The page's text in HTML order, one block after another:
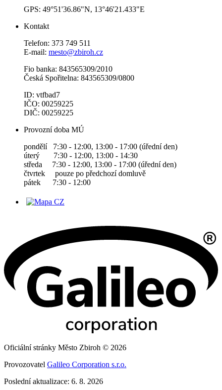
GPS: 49°51'36.86"N, 13°46'21.433"E
Kontakt
Telefon: 373 749 511
E-mail: mesto@zbiroh.cz
Fio banka: 843565309/2010
Česká Spořitelna: 843565309/0800
ID: vtfbad7
IČO: 00259225
DIČ: 00259225
Provozní doba MÚ
pondělí 7:30 - 12:00, 13:00 - 17:00 (úřední den)
úterý 7:30 - 12:00, 13:00 - 14:30
středa 7:30 - 12:00, 13:00 - 17:00 (úřední den)
čtvrtek pouze po předchozí domluvě
pátek 7:30 - 12:00
Oficiální stránky Město Zbiroh © 2026
Provozovatel Galileo Corporation s.r.o.
Poslední aktualizace: 6. 8. 2026